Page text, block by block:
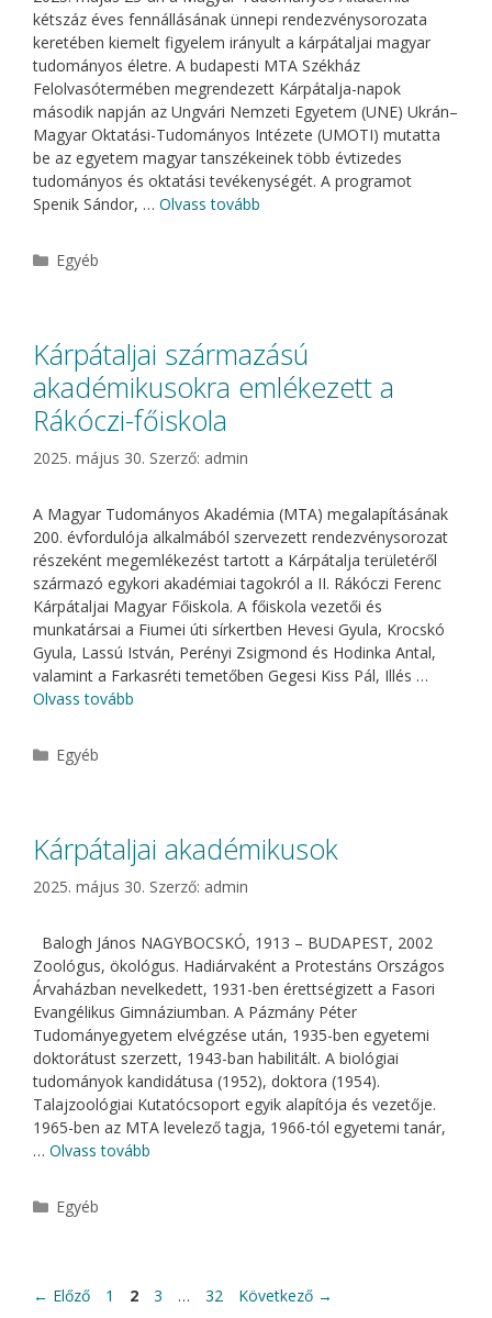
kétszáz éves fennállásának ünnepi rendezvénysorozata
keretében kiemelt figyelem irányult a kárpátaljai magyar
tudományos életre. A budapesti MTA Székház
Felolvasótermében megrendezett Kárpátalja-napok
második napján az Ungvári Nemzeti Egyetem (UNE) Ukrán–
Magyar Oktatási-Tudományos Intézete (UMOTI) mutatta
be az egyetem magyar tanszékeinek több évtizedes
tudományos és oktatási tevékenységét. A programot
Spenik Sándor, … Olvass tovább
Kategória
Egyéb
Kárpátaljai származású
akadémikusokra emlékezett a
Rákóczi-főiskola
2025. május 30. Szerző: admin
A Magyar Tudományos Akadémia (MTA) megalapításának
200. évfordulója alkalmából szervezett rendezvénysorozat
részeként megemlékezést tartott a Kárpátalja területéről
származó egykori akadémiai tagokról a II. Rákóczi Ferenc
Kárpátaljai Magyar Főiskola. A főiskola vezetői és
munkatársai a Fiumei úti sírkertben Hevesi Gyula, Krocskó
Gyula, Lassú István, Perényi Zsigmond és Hodinka Antal,
valamint a Farkasréti temetőben Gegesi Kiss Pál, Illés …
Olvass tovább
Kategória
Egyéb
Kárpátaljai akadémikusok
2025. május 30. Szerző: admin
Balogh János NAGYBOCSKÓ, 1913 – BUDAPEST, 2002
Zoológus, ökológus. Hadiárvaként a Protestáns Országos
Árvaházban nevelkedett, 1931-ben érettségizett a Fasori
Evangélikus Gimnáziumban. A Pázmány Péter
Tudományegyetem elvégzése után, 1935-ben egyetemi
doktorátust szerzett, 1943-ban habilitált. A biológiai
tudományok kandidátusa (1952), doktora (1954).
Talajzoológiai Kutatócsoport egyik alapítója és vezetője.
1965-ben az MTA levelező tagja, 1966-tól egyetemi tanár,
… Olvass tovább
Kategória
Egyéb
← Előző Oldal
1 Oldal
2 Oldal
3 … Oldal
32 Következő →